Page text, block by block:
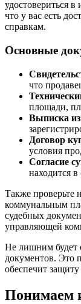
удостовериться
что у вас есть
справкам.
Основные
что
площади,
Выписка
Договор
условия
Согласие
находится
Также проверьте
коммунальным
судебных
управляющей
Не лишним будет
документов. Это
обеспечит
Понимаем